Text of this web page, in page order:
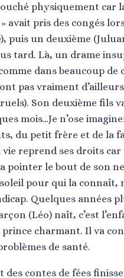
physiquement car
avait pris des congés
puis un deuxième
tard. Là, un drame
dans beaucoup de
pas vraiment
Son deuxième fils
mois…Je n’ose
du petit frère et de la
reprend ses droits
pointer le bout de son
pour qui la connaît,
Quelques années
(Léo) naît, c’est
prince charmant. Il va
de santé.
des contes de fées